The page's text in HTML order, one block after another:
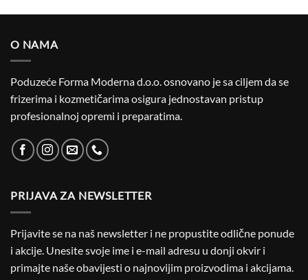
O NAMA
Poduzeće Forma Moderna d.o.o. osnovano je sa ciljem da se
frizerima i kozmetičarima osigura jednostavan pristup
profesionalnoj opremi i preparatima.
PRIJAVA ZA NEWSLETTER
Prijavite se na naš newsletter i ne propustite odlične ponude
i akcije. Unesite svoje ime i e-mail adresu u donji okvir i
primajte naše obavijesti o najnovijim proizvodima i akcijama.